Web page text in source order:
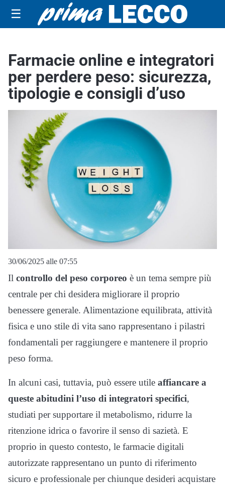
☰
Farmacie online e integratori
per perdere peso: sicurezza,
tipologie e consigli d’uso
30/06/2025 alle 07:55
Il controllo del peso corporeo è un tema sempre più
centrale per chi desidera migliorare il proprio
benessere generale. Alimentazione equilibrata, attività
fisica e uno stile di vita sano rappresentano i pilastri
fondamentali per raggiungere e mantenere il proprio
peso forma.
In alcuni casi, tuttavia, può essere utile affiancare a
queste abitudini l’uso di integratori specifici,
studiati per supportare il metabolismo, ridurre la
ritenzione idrica o favorire il senso di sazietà. E
proprio in questo contesto, le farmacie digitali
autorizzate rappresentano un punto di riferimento
sicuro e professionale per chiunque desideri acquistare